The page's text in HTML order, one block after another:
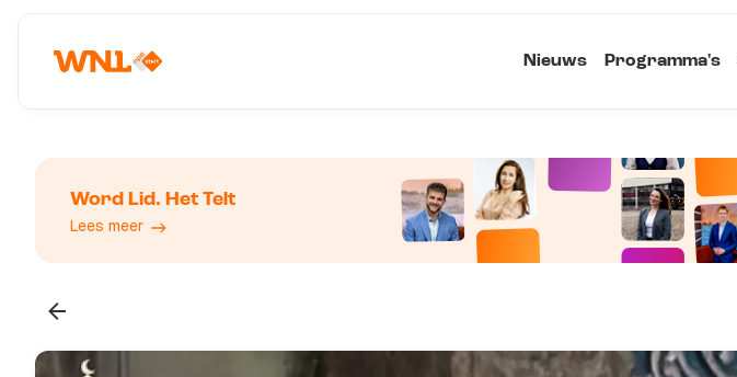
Nieuws Programma's
Word Lid. Het Telt
Lees meer